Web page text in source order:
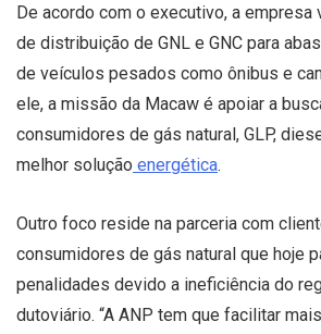
De acordo com o executivo, a empresa
de distribuição de GNL e GNC para
de veículos pesados como ônibus e
ele, a missão da Macaw é apoiar a
consumidores de gás natural, GLP,
melhor solução energética.
Outro foco reside na parceria com
consumidores de gás natural que hoje
penalidades devido a ineficiência do
dutoviário. “A ANP tem que facilitar